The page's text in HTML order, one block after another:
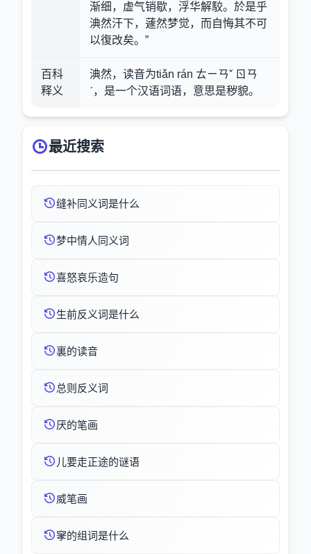
渐细，虚气销歇，浮华解駮。於是乎
淟然汗下，蘧然梦觉，而自悔其不可
以復改矣。”
百科
释义
淟然，读音为tiǎn rán ㄊㄧㄢˇ ㄖㄢ
ˊ，是一个汉语词语，意思是秽貌。
最近搜索
缝补同义词是什么
梦中情人同义词
喜怒哀乐造句
生前反义词是什么
裏的读音
总则反义词
厌的笔画
儿要走正途的谜语
威笔画
窙的组词是什么